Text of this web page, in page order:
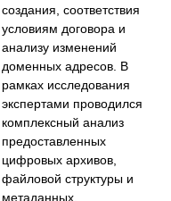
создания, соответствия
условиям договора и
анализу изменений
доменных адресов. В
рамках исследования
экспертами проводился
комплексный анализ
предоставленных
цифровых архивов,
файловой структуры и
метаданных.